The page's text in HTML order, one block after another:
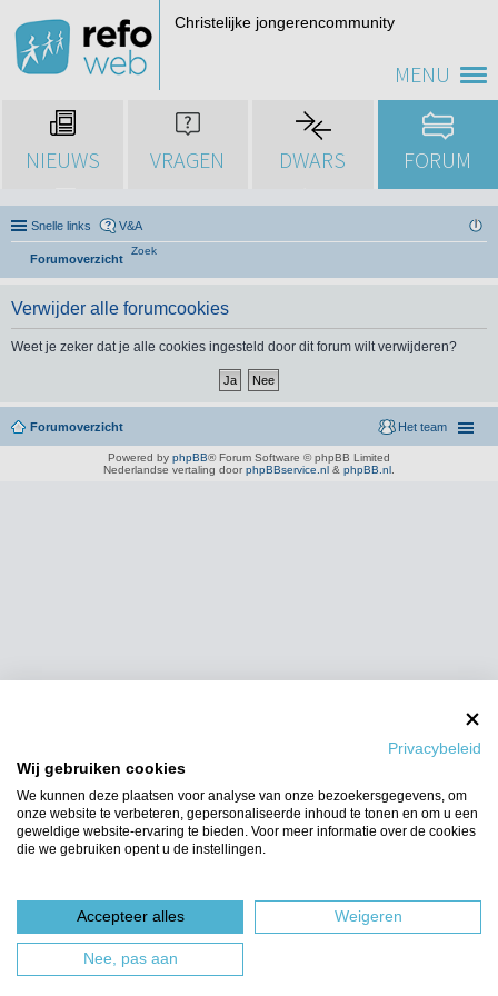
MENU
Christelijke jongerencommunity
NIEUWS VRAGEN DWARS FORUM
Snelle links V&A
Forumoverzicht
Zoek
Verwijder alle forumcookies
Weet je zeker dat je alle cookies ingesteld door dit forum wilt verwijderen?
Forumoverzicht Het team
Powered by phpBB® Forum Software © phpBB Limited
Nederlandse vertaling door phpBBservice.nl & phpBB.nl
Privacybeleid
Wij gebruiken cookies
We kunnen deze plaatsen voor analyse van onze bezoekersgegevens, om
onze website te verbeteren, gepersonaliseerde inhoud te tonen en om u een
geweldige website-ervaring te bieden. Voor meer informatie over de cookies
die we gebruiken opent u de instellingen.
Accepteer alles Weigeren
Nee, pas aan